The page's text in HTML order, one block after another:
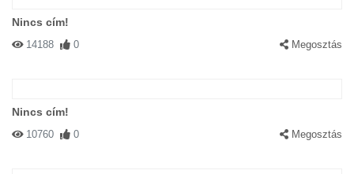
Nincs cím!
14188 0 Megosztás
Nincs cím!
10760 0 Megosztás